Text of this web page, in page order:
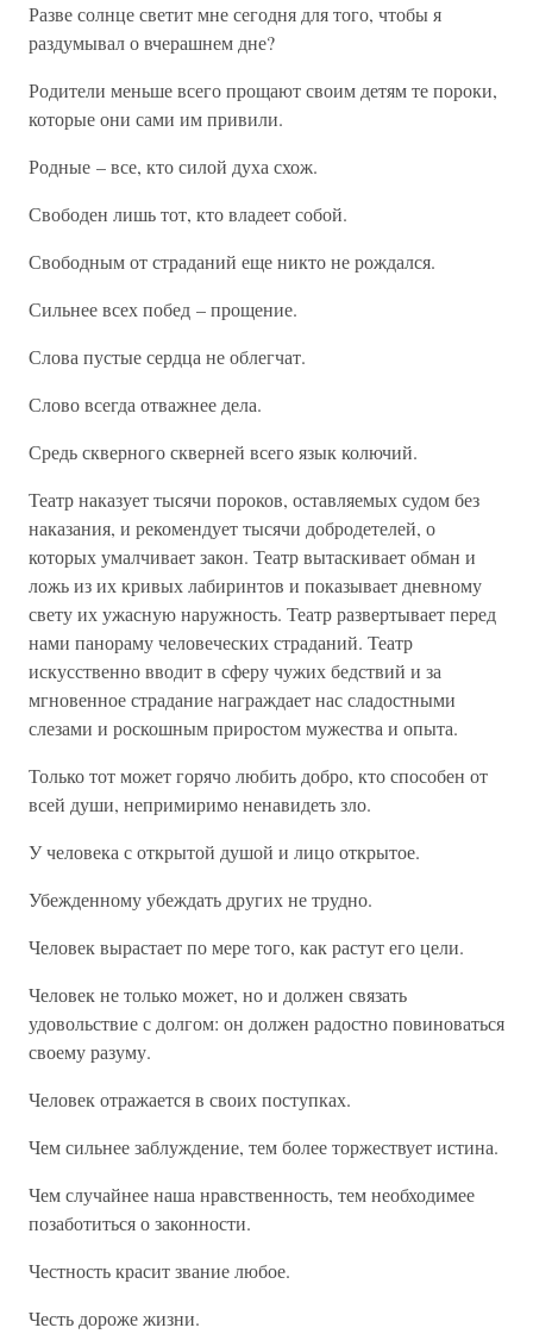
Разве солнце светит мне сегодня для того, чтобы я
раздумывал о вчерашнем дне?
Родители меньше всего прощают своим детям те пороки,
которые они сами им привили.
Родные – все, кто силой духа схож.
Свободен лишь тот, кто владеет собой.
Свободным от страданий еще никто не рождался.
Сильнее всех побед – прощение.
Слова пустые сердца не облегчат.
Слово всегда отважнее дела.
Средь скверного скверней всего язык колючий.
Театр наказует тысячи пороков, оставляемых судом без
наказания, и рекомендует тысячи добродетелей, о
которых умалчивает закон. Театр вытаскивает обман и
ложь из их кривых лабиринтов и показывает дневному
свету их ужасную наружность. Театр развертывает перед
нами панораму человеческих страданий. Театр
искусственно вводит в сферу чужих бедствий и за
мгновенное страдание награждает нас сладостными
слезами и роскошным приростом мужества и опыта.
Только тот может горячо любить добро, кто способен от
всей души, непримиримо ненавидеть зло.
У человека с открытой душой и лицо открытое.
Убежденному убеждать других не трудно.
Человек вырастает по мере того, как растут его цели.
Человек не только может, но и должен связать
удовольствие с долгом: он должен радостно повиноваться
своему разуму.
Человек отражается в своих поступках.
Чем сильнее заблуждение, тем более торжествует истина.
Чем случайнее наша нравственность, тем необходимее
позаботиться о законности.
Честность красит звание любое.
Честь дороже жизни.